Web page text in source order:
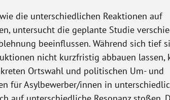
die unterschiedlichen Reaktionen auf
untersucht die geplante Studie
beeinflussen. Während sich tief
nicht kurzfristig abbauen lassen,
Ortswahl und politischen Um- und
für Asylbewerber/innen in